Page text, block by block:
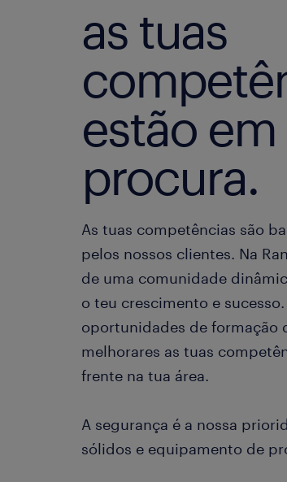
as tuas
estão
procura.
As tuas competências são
pelos nossos clientes. Na
de uma comunidade
o teu crescimento e
oportunidades de formação
melhorares as tuas
frente na tua área.
A segurança é a nossa
sólidos e equipamento de